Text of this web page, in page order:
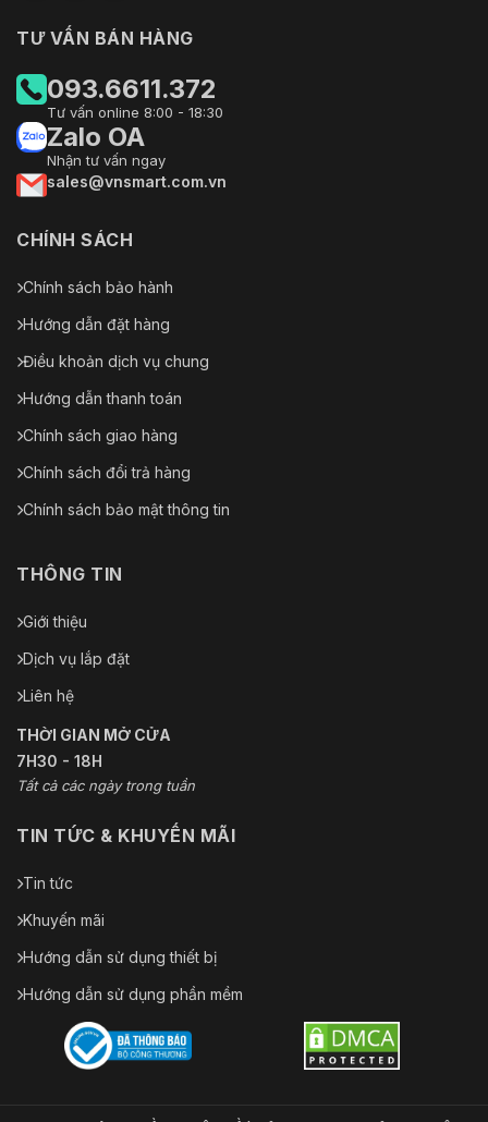
TƯ VẤN BÁN HÀNG
093.6611.372
Tư vấn online 8:00 - 18:30
Zalo OA
Nhận tư vấn ngay
sales@vnsmart.com.vn
CHÍNH SÁCH
Chính sách bảo hành
Hướng dẫn đặt hàng
Điều khoản dịch vụ chung
Hướng dẫn thanh toán
Chính sách giao hàng
Chính sách đổi trả hàng
Chính sách bảo mật thông tin
THÔNG TIN
Giới thiệu
Dịch vụ lắp đặt
Liên hệ
THỜI GIAN MỞ CỬA
7H30 - 18H
Tất cả các ngày trong tuần
TIN TỨC & KHUYẾN MÃI
Tin tức
Khuyến mãi
Hướng dẫn sử dụng thiết bị
Hướng dẫn sử dụng phần mềm